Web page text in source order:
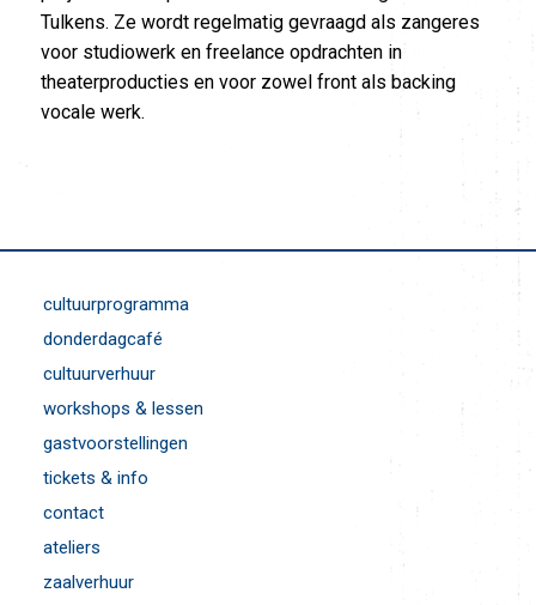
Tulkens. Ze wordt regelmatig gevraagd als zangeres
voor studiowerk en freelance opdrachten in
theaterproducties en voor zowel front als backing
vocale werk.
cultuurprogramma
donderdagcafé
cultuurverhuur
workshops & lessen
gastvoorstellingen
tickets & info
contact
ateliers
zaalverhuur